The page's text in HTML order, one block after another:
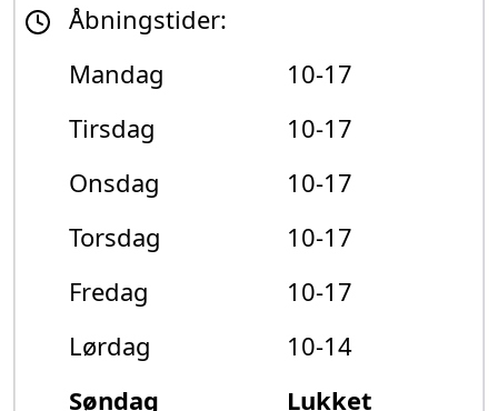
Åbningstider:
Mandag
10-17
Tirsdag
10-17
Onsdag
10-17
Torsdag
10-17
Fredag
10-17
Lørdag
10-14
Søndag
Lukket